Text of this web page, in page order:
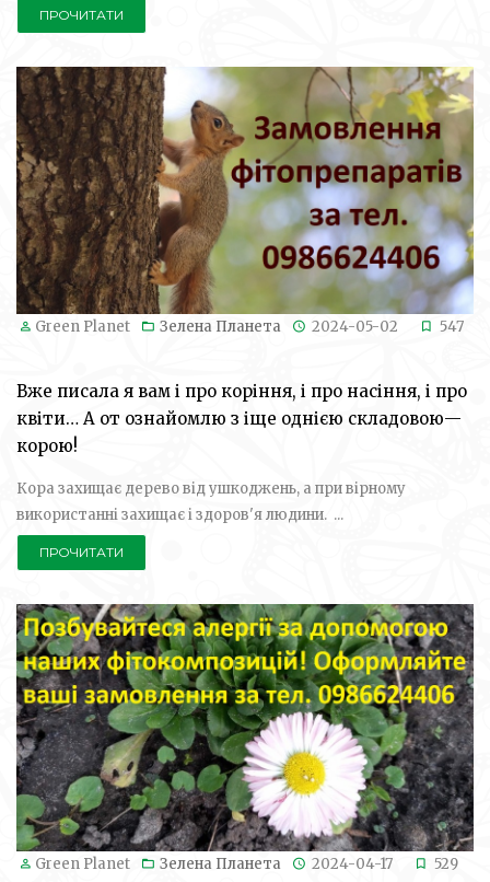
ПРОЧИТАТИ
Green Planet Зелена Планета 2024-05-02 547
Вже писала я вам і про коріння, і про насіння, і про
квіти… А от ознайомлю з іще однією складовою—
корою!
Кора захищає дерево від ушкоджень, а при вірному
використанні захищає і здоров'я людини. ...
ПРОЧИТАТИ
Green Planet Зелена Планета 2024-04-17 529